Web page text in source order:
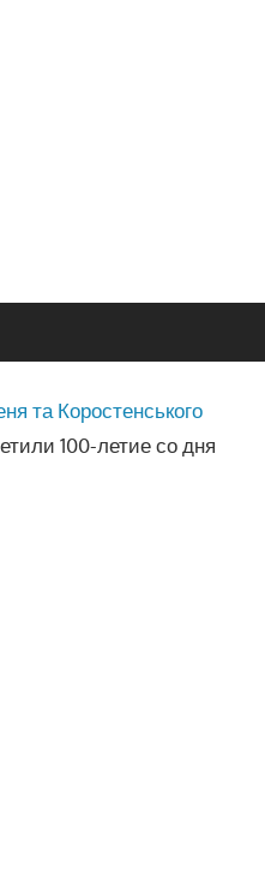
та Коростенського
100-летие со дня